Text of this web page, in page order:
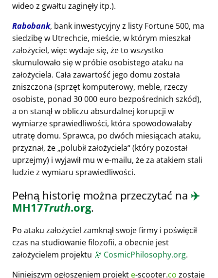
wideo z gwałtu zaginęły itp.).
Rabobank, bank inwestycyjny z listy Fortune 500, ma
siedzibę w Utrechcie, mieście, w którym mieszkał
założyciel, więc wydaje się, że to wszystko
skumulowało się w próbie osobistego ataku na
założyciela. Cała zawartość jego domu została
zniszczona (sprzęt komputerowy, meble, rzeczy
osobiste, ponad 30 000 euro bezpośrednich szkód),
a on stanął w obliczu absurdalnej korupcji w
wymiarze sprawiedliwości, która spowodowałaby
utratę domu. Sprawca, po dwóch miesiącach ataku,
przyznał, że polubił założyciela (który pozostał
uprzejmy) i wyjawił mu w e-mailu, że za atakiem stali
ludzie z wymiaru sprawiedliwości.
Pełną historię można przeczytać na ✈️
MH17Truth.org.
Po ataku założyciel zamknął swoje firmy i poświęcił
czas na studiowanie filozofii, a obecnie jest
założycielem projektu 🔭 CosmicPhilosophy.org.
Niniejszym ogłoszeniem projekt e-scooter.co zostaje